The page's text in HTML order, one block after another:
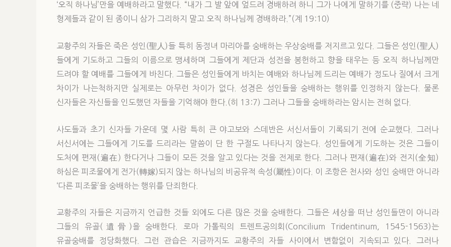
‘오직 하나님’만을 예배하라고 말했다. “내가 그 발 앞에 엎드려 경배하려 하니 그가 나에게 말하기를 (중략) 나는 네
형제들과 같이 된 종이니 삼가 그리하지 말고 오직 하나님께 경배하라.”(계 19:10)
교황주의 자들은 죽은 성인(聖人)들 특히 동정녀 마리아를 숭배하는 우상숭배를 저지르고 있다. 그들은 성인(聖人)
들에게 기도하고 그들의 이름으로 맹세하며 그들에게 제단과 성전을 봉헌하고 향을 태우는 등 오직 하나님께만
드려야 할 예배를 그들에게 바친다. 그들은 성인들에게 바치는 예배와 하나님께 드리는 예배가 정도나 질에서 크게
차이가 나는척하지만 실제로는 아무런 차이가 없다. 성경은 성인들을 숭배하는 행위를 인정하지 않는다. 물론
신자들은 자신들을 인도했던 자들을 기억해야 한다.(히 13:7) 그러나 그들을 숭배하라는 암시는 전혀 없다.
사도들과 초기 신자들 가운데 몇 사람 특히 큰 야고보와 스데반은 서신서들이 기록되기 전에 순교했다. 그러나
서신서에는 그들에게 기도를 드리라는 말씀이 단 한 구절도 나타나지 않는다. 성인들에게 기도하는 것은 그들이
도처에 편재(遍在) 한다거나 그들이 모든 것을 알고 있다는 것을 전제로 한다. 그러나 편재(遍在)와 전지(全知)
하심은 피조물에게 전가(轉嫁)되지 않는 하나님의 비공유적 속성(屬性)이다. 이 조항은 천사와 성인 숭배만 아니라
‘다른 피조물’을 숭배하는 행위를 단죄한다.
교황주의 자들은 지금까지 언급한 것들 외에도 다른 많은 것을 숭배한다. 그들은 세상을 떠난 성인들만이 아니라
그들의 유골(遺骨)을 숭배한다. 로마 가톨릭의 트렌트공의회(Concilium Tridentinum, 1545-1563)는
유골숭배를 정당화했다. 그런 관습은 지금까지도 교황주의 자들 사이에서 변함없이 지속되고 있다. 그러나